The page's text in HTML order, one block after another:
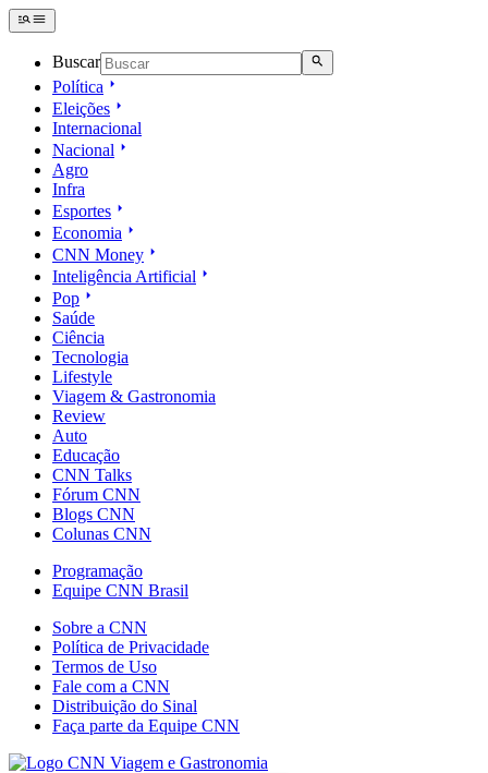
Buscar
Política
Eleições
Internacional
Nacional
Agro
Infra
Esportes
Economia
CNN Money
Inteligência Artificial
Pop
Saúde
Ciência
Tecnologia
Lifestyle
Viagem & Gastronomia
Review
Auto
Educação
CNN Talks
Fórum CNN
Blogs CNN
Colunas CNN
Programação
Equipe CNN Brasil
Sobre a CNN
Política de Privacidade
Termos de Uso
Fale com a CNN
Distribuição do Sinal
Faça parte da Equipe CNN